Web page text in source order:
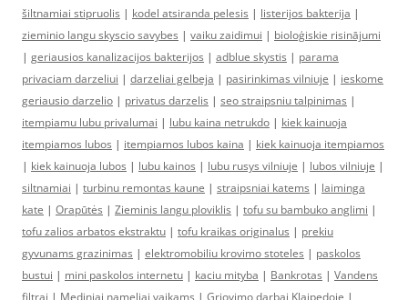
šiltnamiai stipruolis | kodel atsiranda pelesis | listerijos bakterija |
zieminio langu skyscio savybes | vaiku zaidimui | bioloģiskie risinājumi
| geriausios kanalizacijos bakterijos | adblue skystis | parama
privaciam darzeliui | darzeliai gelbeja | pasirinkimas vilniuje | ieskome
geriausio darzelio | privatus darzelis | seo straipsniu talpinimas |
itempiamu lubu privalumai | lubu kaina netrukdo | kiek kainuoja
itempiamos lubos | itempiamos lubos kaina | kiek kainuoja itempiamos
| kiek kainuoja lubos | lubu kainos | lubu rusys vilniuje | lubos vilniuje |
siltnamiai | turbinu remontas kaune | straipsniai katems | laiminga
kate | Orapūtės | Zieminis langu ploviklis | tofu su bambuko anglimi |
tofu zalios arbatos ekstraktu | tofu kraikas originalus | prekiu
gyvunams grazinimas | elektromobiliu krovimo stoteles | paskolos
bustui | mini paskolos internetu | kaciu mityba | Bankrotas | Vandens
filtrai | Mediniai nameliai vaikams | Griovimo darbai Klaipedoje |